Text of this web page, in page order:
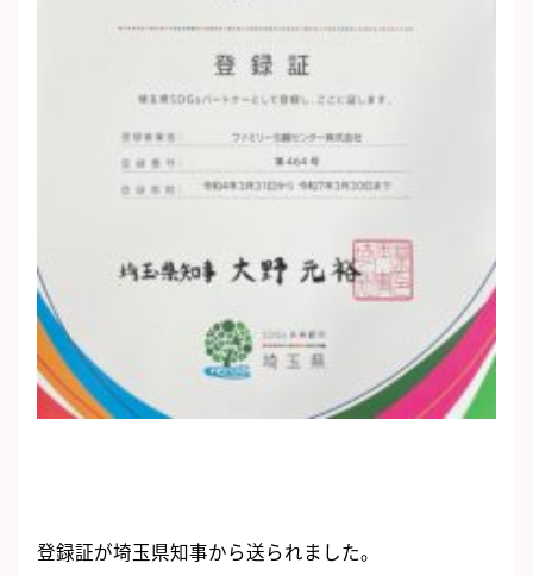
登録証が埼玉県知事から送られました。